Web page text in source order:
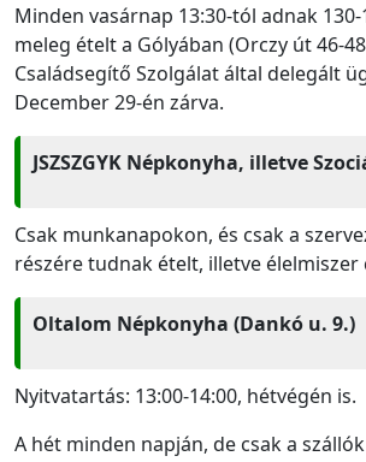
Minden vasárnap 13:30-tól adnak
meleg ételt a Gólyában (Orczy út 46-
Családsegítő Szolgálat által delegált
December 29-én zárva.
JSZSZGYK Népkonyha, illetve
Csak munkanapokon, és csak a
részére tudnak ételt, illetve élelmiszer
Oltalom Népkonyha (Dankó u. 9.)
Nyitvatartás: 13:00-14:00, hétvégén is.
A hét minden napján, de csak a